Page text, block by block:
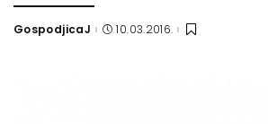
Posted
GospodjicaJ 10.03.2016.